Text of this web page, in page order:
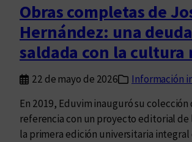
Obras completas de
Hernández: una deuda
saldada con la cultura
22 de mayo de 2026
Información
En 2019, Eduvim inauguró su colección
referencia con un proyecto editorial de
la primera edición universitaria integral